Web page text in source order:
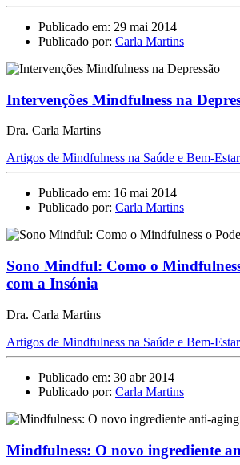
Publicado em: 29 mai 2014
Publicado por: Carla Martins
Intervenções Mindfulness na
Dra. Carla Martins
Artigos de Mindfulness na Saúde e Bem-Estar
Publicado em: 16 mai 2014
Publicado por: Carla Martins
Sono Mindful: Como o
com a Insónia
Dra. Carla Martins
Artigos de Mindfulness na Saúde e Bem-Estar
Publicado em: 30 abr 2014
Publicado por: Carla Martins
Mindfulness: O novo ingrediente